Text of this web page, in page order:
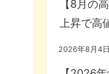
【8月の
上昇で高
2026年8月4日